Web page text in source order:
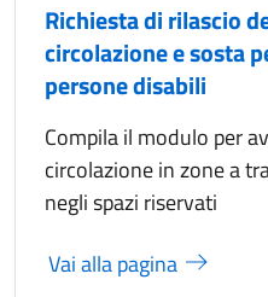
Richiesta di rilascio
circolazione e sosta
persone disabili
Compila il modulo per
circolazione in zone a
negli spazi riservati
Vai alla pagina